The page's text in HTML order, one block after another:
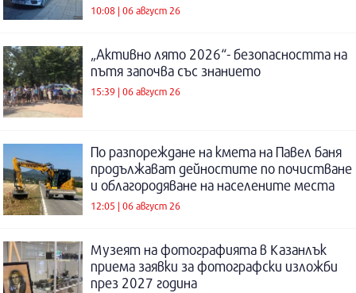
10:08 | 06 август 26
„Активно лято 2026“- безопасността на
пътя започва със знанието
15:39 | 06 август 26
По разпореждане на кмета на Павел баня
продължават дейностите по почистване
и облагородяване на населените места
12:05 | 06 август 26
Музеят на фотографията в Казанлък
приема заявки за фотографски изложби
през 2027 година